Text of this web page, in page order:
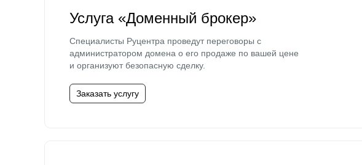
Услуга «Доменный брокер»
Специалисты Руцентра проведут переговоры с
администратором домена о его продаже по вашей цене
и организуют безопасную сделку.
Заказать услугу